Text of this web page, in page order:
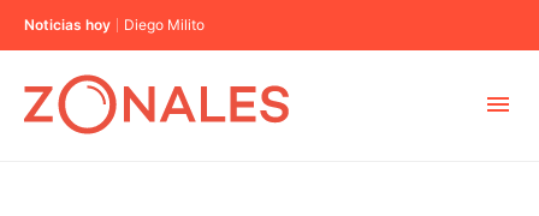
Noticias hoy Diego Milito